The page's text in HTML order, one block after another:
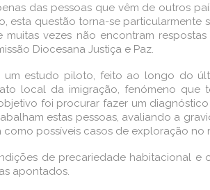
das pessoas que vêm de outros
esta questão torna-se
vezes não encontram
Diocesana Justiça e Paz.
estudo piloto, feito ao longo do
local da imigração, fenómeno que
foi procurar fazer um
estas pessoas, avaliando a
possíveis casos de exploração no
de precariedade habitacional e
apontados.